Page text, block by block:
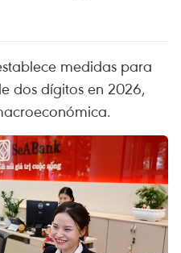
medidas para
dos dígitos en 2026,